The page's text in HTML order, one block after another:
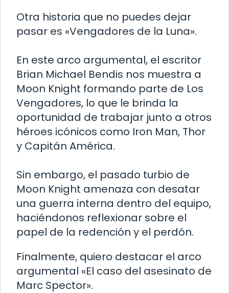
Otra historia que no puedes dejar
pasar es «Vengadores de la Luna».
En este arco argumental, el escritor
Brian Michael Bendis nos muestra a
Moon Knight formando parte de Los
Vengadores, lo que le brinda la
oportunidad de trabajar junto a otros
héroes icónicos como Iron Man, Thor
y Capitán América.
Sin embargo, el pasado turbio de
Moon Knight amenaza con desatar
una guerra interna dentro del equipo,
haciéndonos reflexionar sobre el
papel de la redención y el perdón.
Finalmente, quiero destacar el arco
argumental «El caso del asesinato de
Marc Spector».